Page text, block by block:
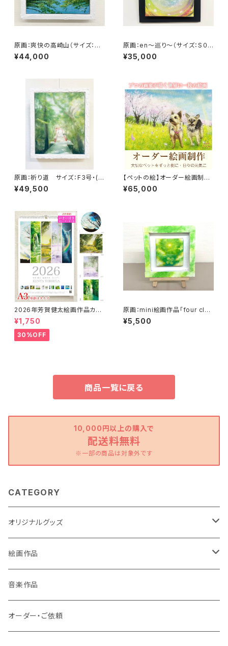
原画：爽快の高崎山（サイズ：S
M号・額縁外寸：たて25.8cm×
よこ32.7㎝×奥行4.5㎝）
¥44,000
原画：en～巡り～（サイズ：S０
号：よこ18.5cm×たて18.5㎝×
奥行3.5㎝・額縁なし）
¥35,000
原画：祈り道 サイズ：F3号・(た
て273mm×よこ220mm ）
¥49,500
【ペットの絵】オーダー絵画制作
（約A5サイズ）額込み
¥65,000
2026年芳賀健太絵画作品カレ
ンダー（壁掛けA3）※おまけの
ポストカード付き
¥1,750
30%OFF
原画：mini絵画作品「four clov
ers sky green」
¥5,500
商品一覧に戻る
10,000円以上の購入で
配送料無料
※一部の商品は対象外です
CATEGORY
オリジナルグッズ
ポストカード
缶バッチ
ストラップ
絵画作品
原画作品
風景画
複製画作品
音楽作品
オーダー・ご依頼